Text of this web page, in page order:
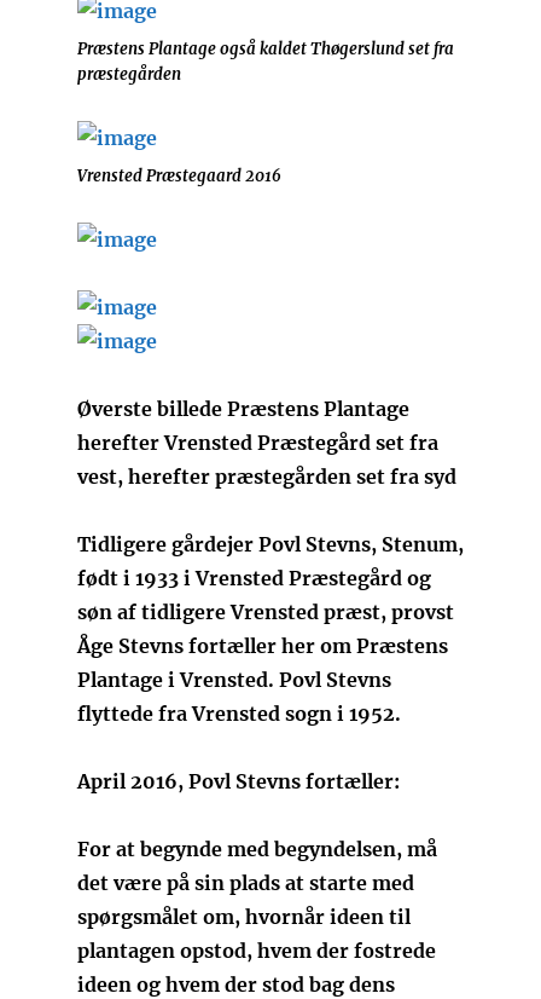
Præstens Plantage også kaldet Thøgerslund set fra
præstegården
Vrensted Præstegaard 2016
Øverste billede Præstens Plantage
herefter Vrensted Præstegård set fra
vest, herefter præstegården set fra syd
Tidligere gårdejer Povl Stevns, Stenum,
født i 1933 i Vrensted Præstegård og
søn af tidligere Vrensted præst, provst
Åge Stevns fortæller her om Præstens
Plantage i Vrensted. Povl Stevns
flyttede fra Vrensted sogn i 1952.
April 2016, Povl Stevns fortæller:
For at begynde med begyndelsen, må
det være på sin plads at starte med
spørgsmålet om, hvornår ideen til
plantagen opstod, hvem der fostrede
ideen og hvem der stod bag dens